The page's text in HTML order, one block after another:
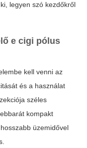
legyen szó kezdőkről
e cigi pólus
kell venni az
és a használat
széles
kompakt
üzemidővel